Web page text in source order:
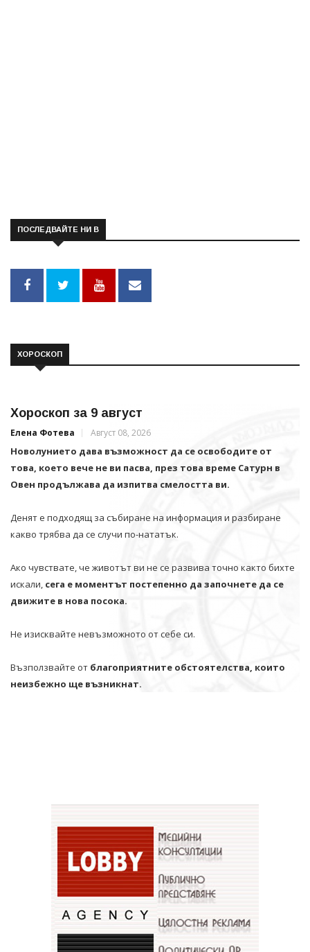
ПОСЛЕДВАЙТЕ НИ В
ХОРОСКОП
Хороскоп за 9 август
Елена Фотева Август 08, 2026
Новолунието дава възможност да се освободите от
това, което вече не ви пасва, през това време Сатурн в
Овен продължава да изпитва смелостта ви.
Денят е подходящ за събиране на информация и разбиране
какво трябва да се случи по-нататък.
Ако чувствате, че животът ви не се развива точно както бихте
искали, сега е моментът постепенно да започнете да се
движите в нова посока.
Не изисквайте невъзможното от себе си.
Възползвайте от благоприятните обстоятелства, които
неизбежно ще възникнат.